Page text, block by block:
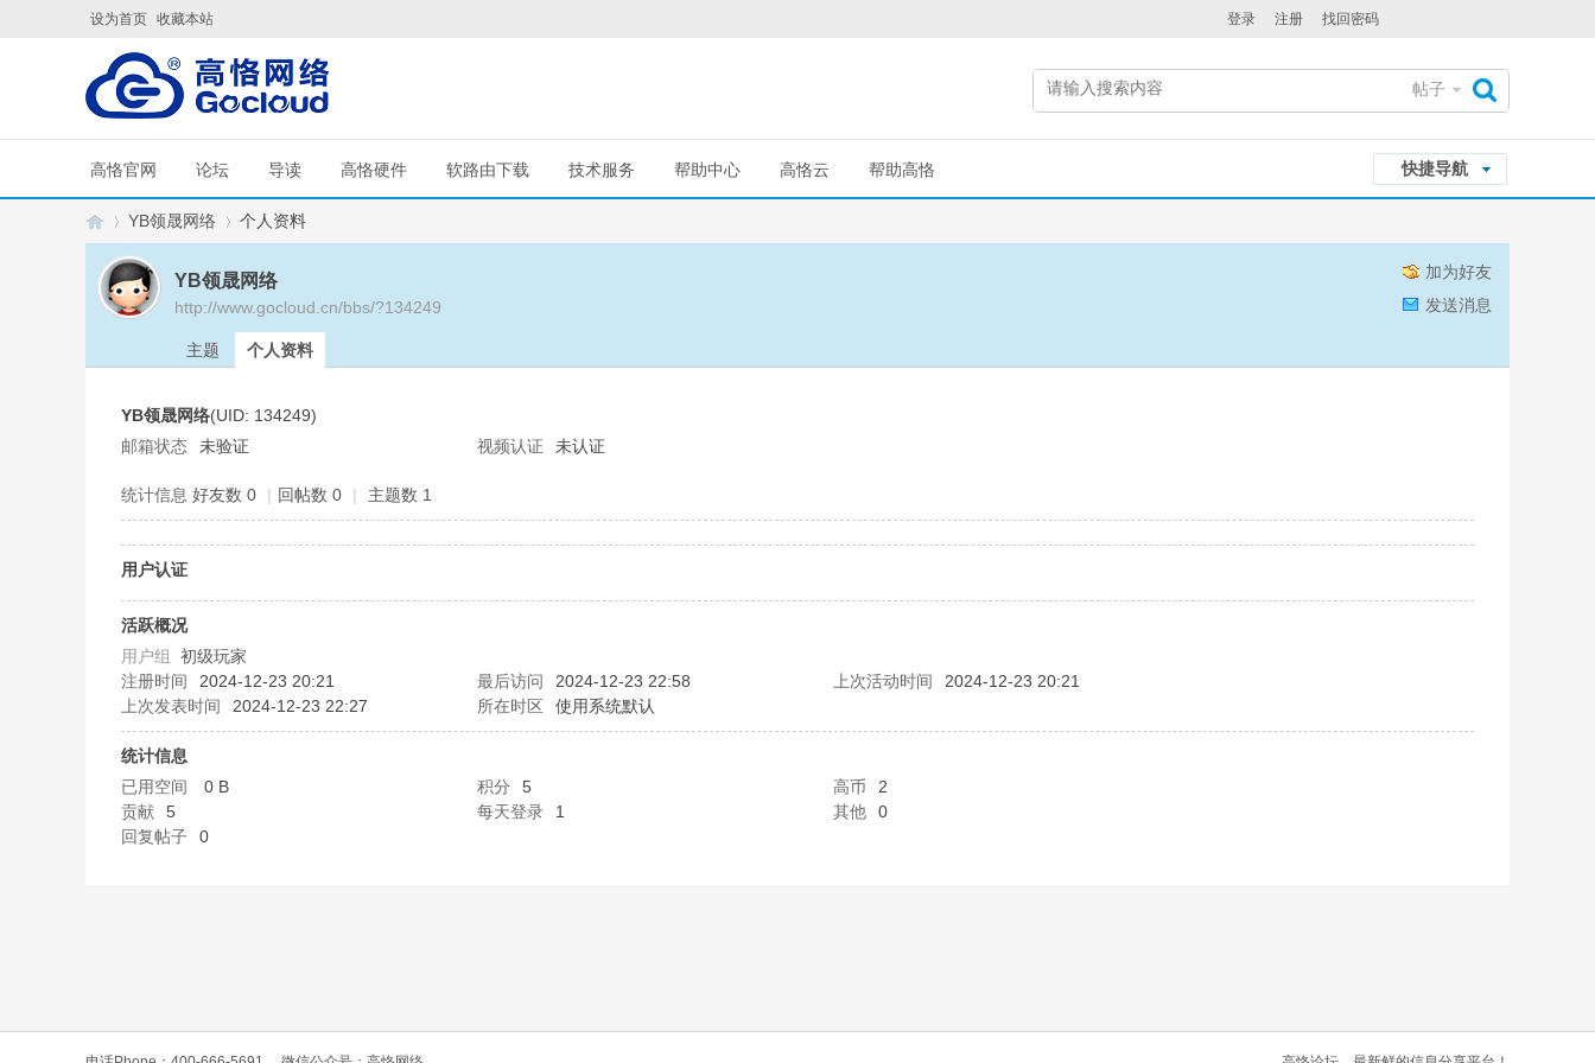
设为首页 收藏本站 登录 注册 找回密码
帖子
快捷导航
高恪官网 论坛 导读 高恪硬件 软路由下载 技术服务 帮助中心 高恪云 帮助高恪
L
YB领晟网络 个人资料
加为好友
发送消息
YB领晟网络
http://www.gocloud.cn/bbs/?134249
主题 个人资料
YB领晟网络(UID: 134249)
邮箱状态
未验证 视频认证 未认证
统计信息 好友数 0 | 回帖数 0 | 主题数 1
用户认证
活跃概况
用户组 初级玩家
注册时间
2024-12-23 20:21 最后访问 2024-12-23 22:58 上次活动时间
2024-12-23 20:21
上次发表时间
2024-12-23 22:27 所在时区 使用系统默认
统计信息
已用空间
0 B 积分 5 高币
2
贡献
5 每天登录 1 其他
0
回复帖子
0